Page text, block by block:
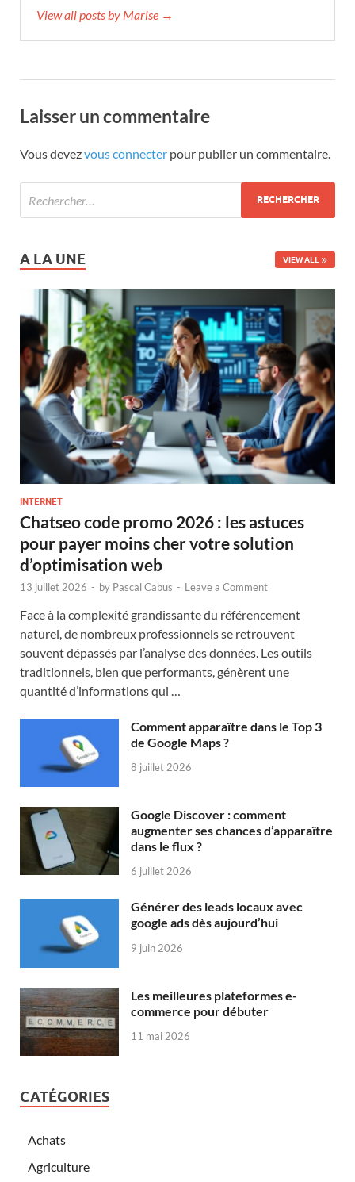
View all posts by Marise →
Laisser un commentaire
Vous devezvous connecter pour publier un commentaire.
A LA UNE VIEW ALL
INTERNET
Chatseo code promo 2026 : les astuces
pour payer moins cher votre solution
d’optimisation web
13 juillet 2026 - by Pascal Cabus - Leave a Comment
Face à la complexité grandissante du référencement
naturel, de nombreux professionnels se retrouvent
souvent dépassés par l’analyse des données. Les outils
traditionnels, bien que performants, génèrent une
quantité d’informations qui …
Comment apparaître dans le Top 3
de Google Maps ?
8 juillet 2026
Google Discover : comment
augmenter ses chances d’apparaître
dans le flux ?
6 juillet 2026
Générer des leads locaux avec
google ads dès aujourd’hui
9 juin 2026
Les meilleures plateformes e-
commerce pour débuter
11 mai 2026
CATÉGORIES
Achats
Agriculture